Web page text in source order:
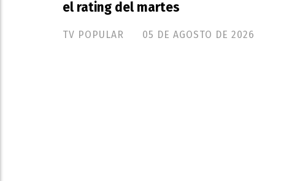
el rating del martes
TV POPULAR 05 DE AGOSTO DE 2026